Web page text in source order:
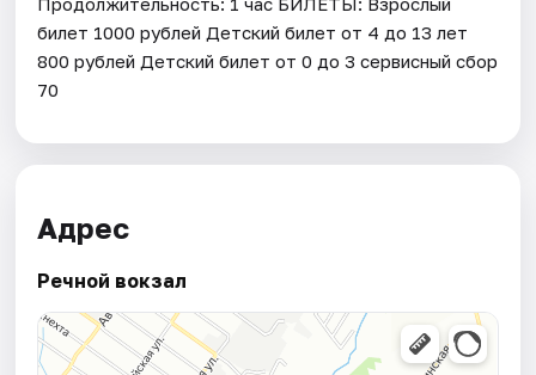
билет 1000 рублей Детский билет от 4 до 13 лет
800 рублей Детский билет от 0 до 3 сервисный сбор
70
Адрес
Речной вокзал